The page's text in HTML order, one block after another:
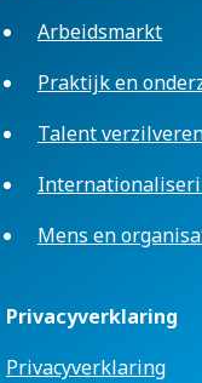
Arbeidsmarkt
Praktijk en
Talent
Mens en
Privacyverklaring
Privacyverklaring